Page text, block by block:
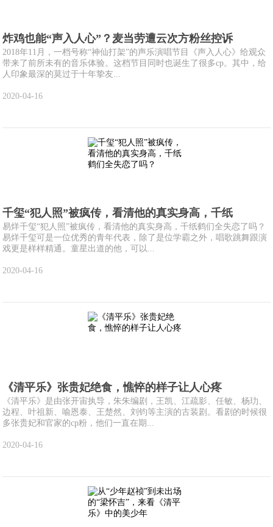
炸鸡也能“声入人心”？麦当劳遭云次方粉丝控诉
2018年11月，一档号称“神仙打架”的声乐演唱节目《声入人心》给观众
带来了前所未有的音乐体验。这档节目同时也诞生了很多cp。其中，给
人印象最深的莫过于十年挚友...
2020-04-16
千玺“犯人照”被疯传，看清他的真实身高，千纸
易烊千玺“犯人照”被疯传，看清他的真实身高，千纸鹤们全失恋了吗？
易烊千玺可是一位优秀的青年代表，除了是位学霸之外，唱歌跳舞跟演
戏更是样样精通。童星出道的他，可以...
2020-04-16
《清平乐》张贵妃绝食，憔悴的样子让人心疼
《清平乐》是由张开宙执导，朱朱编剧，王凯、江疏影、任敏、杨玏、
边程、叶祖新、喻恩泰、王楚然、刘钧等主演的古装剧。看剧的时候很
多张贵妃和官家的cp粉，他们一直在期...
2020-04-16